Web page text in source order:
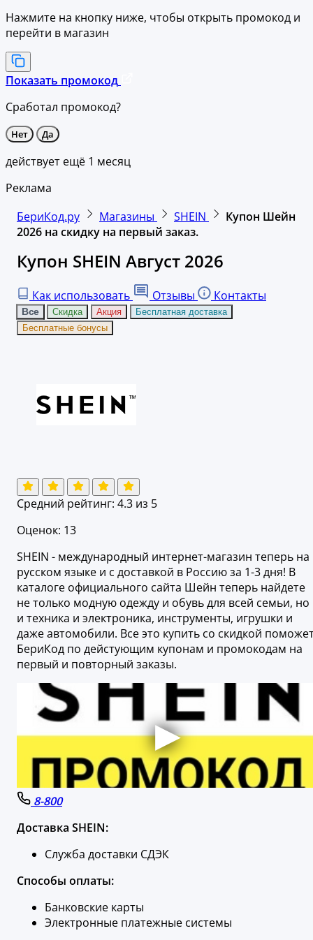
Нажмите на кнопку ниже, чтобы открыть промокод и
перейти в магазин
Показать промокод
Сработал промокод?
Нет Да
действует ещё 1 месяц
Реклама
БериКод.ру
Магазины SHEIN
Купон Шейн
2026 на скидку на первый заказ.
Купон SHEIN Август 2026
Как использовать Отзывы Контакты
Все Скидка Акция
Бесплатная доставка
Бесплатные бонусы
Средний рейтинг: 4.3 из 5
Оценок: 13
SHEIN - международный интернет-магазин теперь на
русском языке и с доставкой в Россию за 1-3 дня! В
каталоге официального сайта Шейн теперь найдете
не только модную одежду и обувь для всей семьи, но
и техника и электроника, инструменты, игрушки и
даже автомобили. Все это купить со скидкой
БериКод по дейстующим купонам и промокодам на
первый и повторный заказы.
8-800
Доставка SHEIN:
Служба доставки СДЭК
Способы оплаты:
Банковские карты
Электронные платежные системы